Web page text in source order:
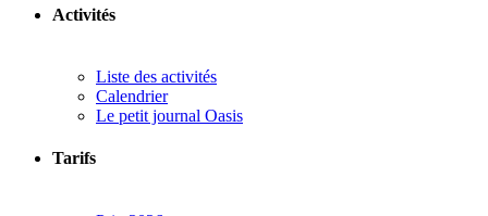
Activités
Liste des activités
Calendrier
Le petit journal Oasis
Tarifs